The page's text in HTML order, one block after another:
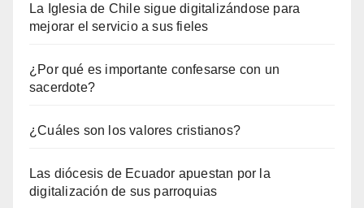
La Iglesia de Chile sigue digitalizándose para
mejorar el servicio a sus fieles
¿Por qué es importante confesarse con un
sacerdote?
¿Cuáles son los valores cristianos?
Las diócesis de Ecuador apuestan por la
digitalización de sus parroquias